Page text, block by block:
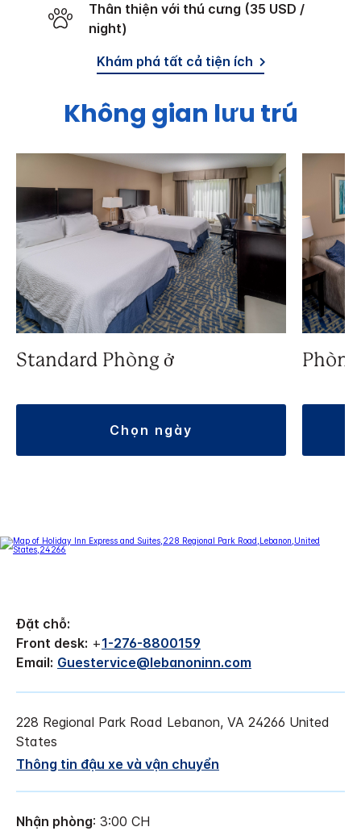
Thân thiện với thú cưng (35 USD /
night)
Khám phá tất cả tiện ích
Không gian lưu trú
Standard Phòng ở
chọn ngày
Đặt chỗ:
Front desk: +1-276-8800159
Email: Guestervice@lebanoninn.com
228 Regional Park Road Lebanon, VA 24266 United
States
Thông tin đậu xe và vận chuyển
Nhận phòng: 3:00 CH